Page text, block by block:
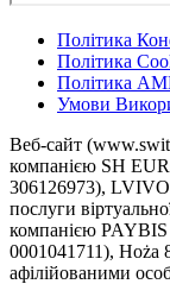
Політика
Політика
Політика
Умови
Веб-сайт
компанією SH
306126973),
послуги
компанією
0001041711), Hoża
афілійованими